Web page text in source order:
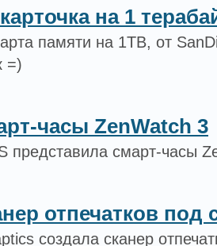
на 1
памяти на 1TB, от
=)
часы ZenWatch 3
представила смарт-часы
отпечатков под
создала сканер